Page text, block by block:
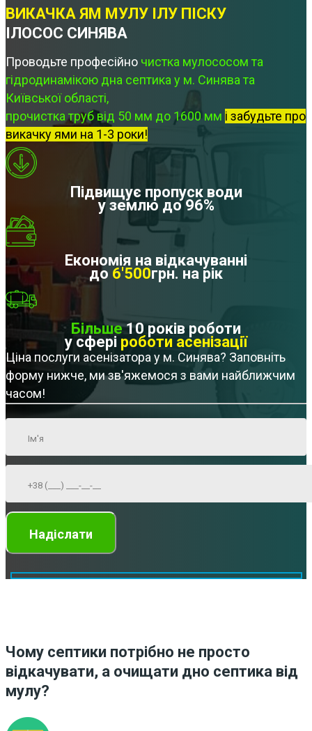
ВИКАЧКА ЯМ МУЛУ ІЛУ ПІСКУ
ІЛОСОС СИНЯВА
Проводьте професійно чистка мулососом та
гідродинамікою дна септика у м. Синява та
Київської області,
прочистка труб від 50 мм до 1600 мм і забудьте про
викачку ями на 1-3 роки!
Підвищує пропуск води
у землю до 96%
Економія на відкачуванні
до 6'500грн. на рік
Більше10 років роботи
у сфері роботи асенізації
Ціна послуги асенізатора у м. Синява? Заповніть
форму нижче, ми зв'яжемося з вами найближчим
часом!
Чому септики потрібно не просто
відкачувати, а очищати дно септика від
мулу?